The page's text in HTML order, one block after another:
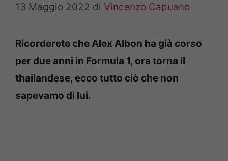
13 Maggio 2022 di Vincenzo Capuano
Ricorderete che Alex Albon ha già corso
per due anni in Formula 1, ora torna il
thailandese, ecco tutto ciò che non
sapevamo di lui.